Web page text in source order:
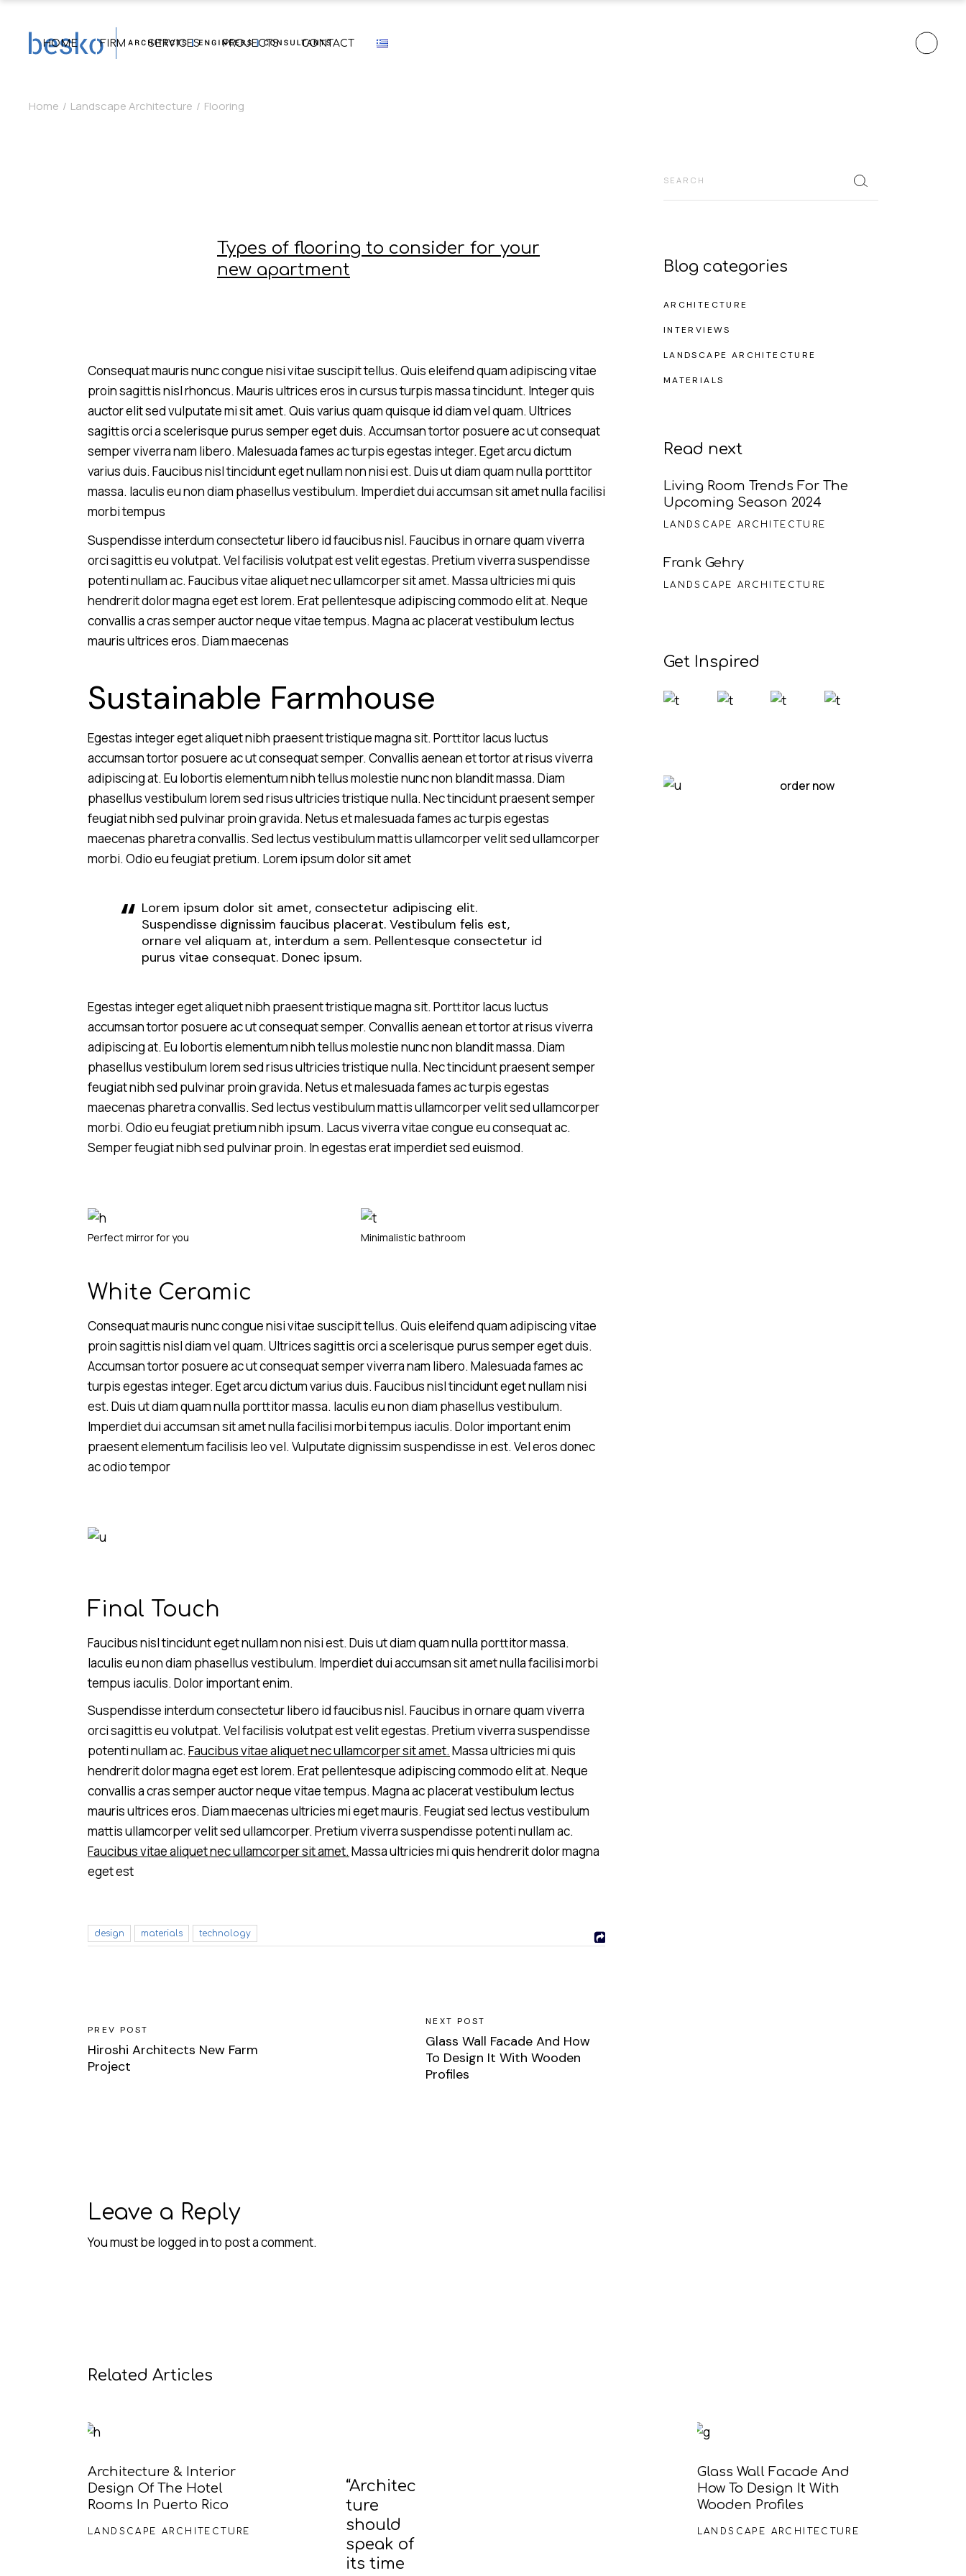
HOME FIRM SERVICES PROJECTS CONTACT
Energy Service Company
Home Landscape Architecture Flooring
Types of flooring to consider for your
new apartment
Consequat mauris nunc congue nisi vitae suscipit tellus. Quis eleifend quam adipiscing vitae
proin sagittis nisl rhoncus. Mauris ultrices eros in cursus turpis massa tincidunt. Integer quis
auctor elit sed vulputate mi sit amet. Quis varius quam quisque id diam vel quam. Ultrices
sagittis orci a scelerisque purus semper eget duis. Accumsan tortor posuere ac ut consequat
semper viverra nam libero. Malesuada fames ac turpis egestas integer. Eget arcu dictum
varius duis. Faucibus nisl tincidunt eget nullam non nisi est. Duis ut diam quam nulla porttitor
massa. Iaculis eu non diam phasellus vestibulum. Imperdiet dui accumsan sit amet nulla facilisi
morbi tempus
Suspendisse interdum consectetur libero id faucibus nisl. Faucibus in ornare quam viverra
orci sagittis eu volutpat. Vel facilisis volutpat est velit egestas. Pretium viverra suspendisse
potenti nullam ac. Faucibus vitae aliquet nec ullamcorper sit amet. Massa ultricies mi quis
hendrerit dolor magna eget est lorem. Erat pellentesque adipiscing commodo elit at. Neque
convallis a cras semper auctor neque vitae tempus. Magna ac placerat vestibulum lectus
mauris ultrices eros. Diam maecenas
Sustainable Farmhouse
Egestas integer eget aliquet nibh praesent tristique magna sit. Porttitor lacus luctus
accumsan tortor posuere ac ut consequat semper. Convallis aenean et tortor at risus viverra
adipiscing at. Eu lobortis elementum nibh tellus molestie nunc non blandit massa. Diam
phasellus vestibulum lorem sed risus ultricies tristique nulla. Nec tincidunt praesent semper
feugiat nibh sed pulvinar proin gravida. Netus et malesuada fames ac turpis egestas
maecenas pharetra convallis. Sed lectus vestibulum mattis ullamcorper velit sed ullamcorper
morbi. Odio eu feugiat pretium. Lorem ipsum dolor sit amet
Lorem ipsum dolor sit amet, consectetur adipiscing elit.
Suspendisse dignissim faucibus placerat. Vestibulum felis est,
ornare vel aliquam at, interdum a sem. Pellentesque consectetur id
purus vitae consequat. Donec ipsum.
Egestas integer eget aliquet nibh praesent tristique magna sit. Porttitor lacus luctus
accumsan tortor posuere ac ut consequat semper. Convallis aenean et tortor at risus viverra
adipiscing at. Eu lobortis elementum nibh tellus molestie nunc non blandit massa. Diam
phasellus vestibulum lorem sed risus ultricies tristique nulla. Nec tincidunt praesent semper
feugiat nibh sed pulvinar proin gravida. Netus et malesuada fames ac turpis egestas
maecenas pharetra convallis. Sed lectus vestibulum mattis ullamcorper velit sed ullamcorper
morbi. Odio eu feugiat pretium nibh ipsum. Lacus viverra vitae congue eu consequat ac.
Semper feugiat nibh sed pulvinar proin. In egestas erat imperdiet sed euismod.
Perfect mirror for you Minimalistic bathroom
White Ceramic
Consequat mauris nunc congue nisi vitae suscipit tellus. Quis eleifend quam adipiscing vitae
proin sagittis nisl diam vel quam. Ultrices sagittis orci a scelerisque purus semper eget duis.
Accumsan tortor posuere ac ut consequat semper viverra nam libero. Malesuada fames ac
turpis egestas integer. Eget arcu dictum varius duis. Faucibus nisl tincidunt eget nullam nisi
est. Duis ut diam quam nulla porttitor massa. Iaculis eu non diam phasellus vestibulum.
Imperdiet dui accumsan sit amet nulla facilisi morbi tempus iaculis. Dolor important enim
praesent elementum facilisis leo vel. Vulputate dignissim suspendisse in est. Vel eros donec
ac odio tempor
Final Touch
Faucibus nisl tincidunt eget nullam non nisi est. Duis ut diam quam nulla porttitor massa.
Iaculis eu non diam phasellus vestibulum. Imperdiet dui accumsan sit amet nulla facilisi morbi
tempus iaculis. Dolor important enim.
Suspendisse interdum consectetur libero id faucibus nisl. Faucibus in ornare quam viverra
orci sagittis eu volutpat. Vel facilisis volutpat est velit egestas. Pretium viverra suspendisse
potenti nullam ac. Faucibus vitae aliquet nec ullamcorper sit amet. Massa ultricies mi quis
hendrerit dolor magna eget est lorem. Erat pellentesque adipiscing commodo elit at. Neque
convallis a cras semper auctor neque vitae tempus. Magna ac placerat vestibulum lectus
mauris ultrices eros. Diam maecenas ultricies mi eget mauris. Feugiat sed lectus vestibulum
mattis ullamcorper velit sed ullamcorper. Pretium viverra suspendisse potenti nullam ac.
Faucibus vitae aliquet nec ullamcorper sit amet. Massa ultricies mi quis hendrerit dolor magna
eget est
design materials technology
PREV POST
Hiroshi Architects New Farm
Project
NEXT POST
Glass Wall Facade And How
To Design It With Wooden
Profiles
Leave a Reply
You must be logged into post a comment.
Blog categories
ARCHITECTURE
INTERVIEWS
LANDSCAPE ARCHITECTURE
MATERIALS
Read next
Living Room Trends For The
Upcoming Season 2024
LANDSCAPE ARCHITECTURE
Frank Gehry
LANDSCAPE ARCHITECTURE
Get Inspired
order now
Related Articles
Architecture & Interior
Design Of The Hotel
Rooms In Puerto Rico
LANDSCAPE ARCHITECTURE
“Architec
ture
should
speak of
its time
Glass Wall Facade And
How To Design It With
Wooden Profiles
LANDSCAPE ARCHITECTURE